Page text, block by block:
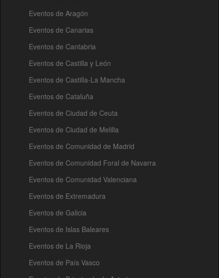
Eventos de Aragón
Eventos de Canarias
Eventos de Cantabria
Eventos de Castilla y León
Eventos de Castilla-La Mancha
Eventos de Cataluña
Eventos de Ciudad de Ceuta
Eventos de Ciudad de Melilla
Eventos de Comunidad de Madrid
Eventos de Comunidad Foral de Navarra
Eventos de Comunidad Valenciana
Eventos de Extremadura
Eventos de Galicia
Eventos de Islas Baleares
Eventos de La Rioja
Eventos de País Vasco